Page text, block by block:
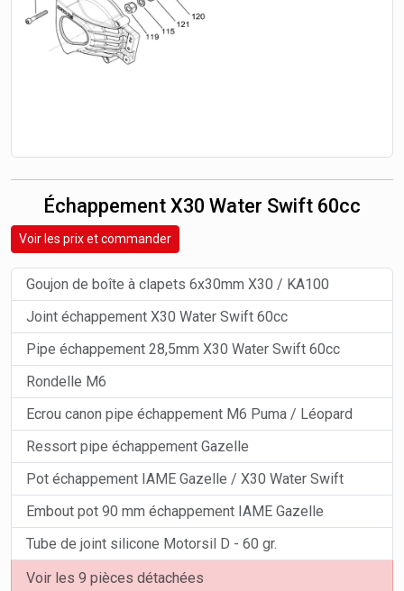
Échappement X30 Water Swift 60cc
Voir les prix et commander
Goujon de boîte à clapets 6x30mm X30 / KA100
Joint échappement X30 Water Swift 60cc
Pipe échappement 28,5mm X30 Water Swift 60cc
Rondelle M6
Ecrou canon pipe échappement M6 Puma / Léopard
Ressort pipe échappement Gazelle
Pot échappement IAME Gazelle / X30 Water Swift
Embout pot 90 mm échappement IAME Gazelle
Tube de joint silicone Motorsil D - 60 gr.
Voir les 9 pièces détachées